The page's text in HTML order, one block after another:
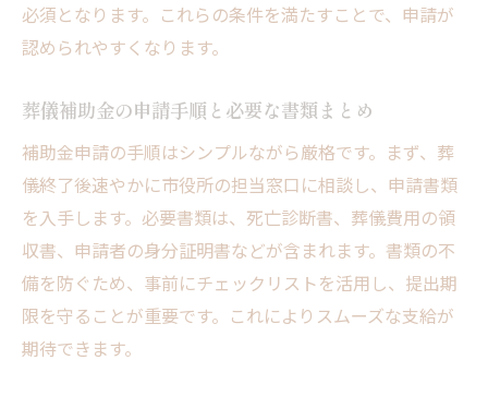
必須となります。これらの条件を満たすことで、申請が
認められやすくなります。
葬儀補助金の申請手順と必要な書類まとめ
補助金申請の手順はシンプルながら厳格です。まず、葬
儀終了後速やかに市役所の担当窓口に相談し、申請書類
を入手します。必要書類は、死亡診断書、葬儀費用の領
収書、申請者の身分証明書などが含まれます。書類の不
備を防ぐため、事前にチェックリストを活用し、提出期
限を守ることが重要です。これによりスムーズな支給が
期待できます。